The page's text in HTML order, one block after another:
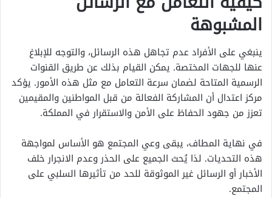
المشبوهة
ينبغي على الأفراد عدم تجاهل هذه الرسائل، والتوجه للإبلاغ
عنها للجهات المختصة. يمكن القيام بذلك عن طريق القنوات
الرسمية المتاحة لضمان سرعة التعامل مع مثل هذه الأمور. يؤكد
مركز اعتدال أن المشاركة الفعالة من قبل المواطنين والمقيمين
تعزز من جهود الحفاظ على الأمن والاستقرار في المملكة.
في نهاية المطاف، يبقى وعي المجتمع هو الأساس لمواجهة
هذه التحديات. لذا يُحث الجميع على الحذر وعدم الانجرار خلف
الأخبار أو الرسائل غير الموثوقة للحد من تأثيرها السلبي على
المجتمع.